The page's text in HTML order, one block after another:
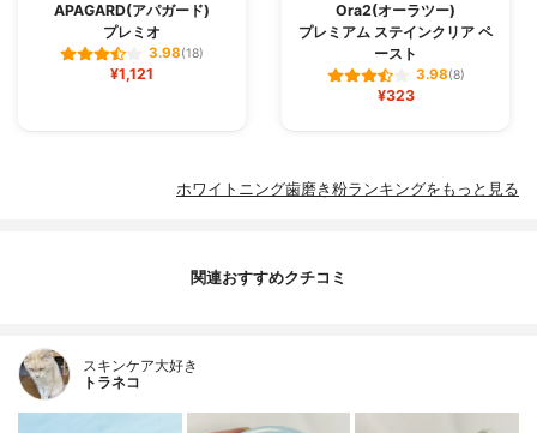
APAGARD(アパガード)
プレミオ
3.98(18)
¥1,121
Ora2(オーラツー)
プレミアム ステインクリア ペ
ースト
3.98(8)
¥323
ホワイトニング歯磨き粉ランキングをもっと見る
関連おすすめクチコミ
スキンケア大好き
トラネコ